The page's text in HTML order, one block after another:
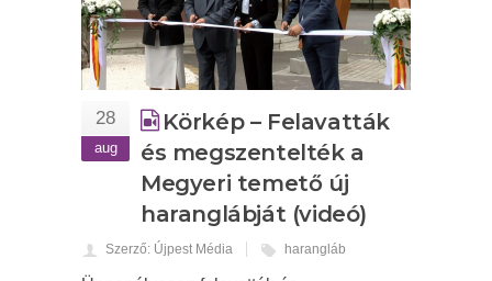
28
aug
Körkép – Felavatták
és megszentelték a
Megyeri temető új
haranglábját (videó)
Szerző: Újpest Média harangláb